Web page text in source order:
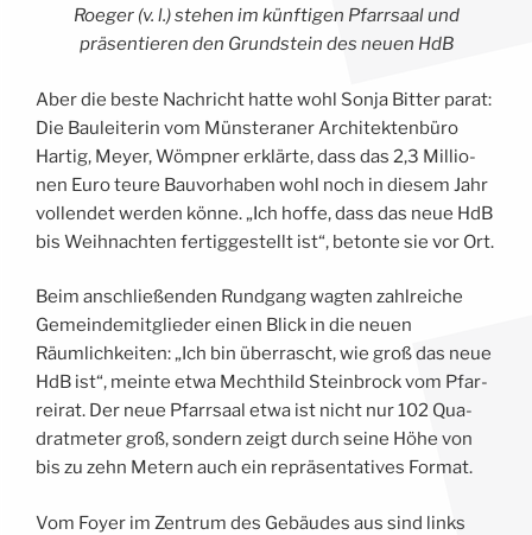
Roe­ger (v. l.) ste­hen im künftigen Pfarr­saal und
präsentieren den Grund­stein des neu­en HdB
Aber die bes­te Nach­richt hat­te wohl Son­ja Bit­ter parat:
Die Bau­lei­te­rin vom Münsteraner Architektenbüro
Har­tig, Mey­er, Wömpner erklärte, dass das 2,3 Mil­lio­
nen Euro teu­re Bau­vor­ha­ben wohl noch in die­sem Jahr
voll­endet wer­den könne. „Ich hof­fe, dass das neue HdB
bis Weih­nach­ten fer­tig­ge­stellt ist“, beton­te sie vor Ort.
Beim anschlie­ßen­den Rund­gang wag­ten zahl­rei­che
Gemein­de­mit­glie­der einen Blick in die neu­en
Räumlichkeiten: „Ich bin überrascht, wie groß das neue
HdB ist“, mein­te etwa Mecht­hild Stein­b­rock vom Pfar­
rei­rat. Der neue Pfarr­saal etwa ist nicht nur 102 Qua­
drat­me­ter groß, son­dern zeigt durch sei­ne Höhe von
bis zu zehn Metern auch ein repräsentatives Format.
Vom Foy­er im Zen­trum des Gebäudes aus sind links